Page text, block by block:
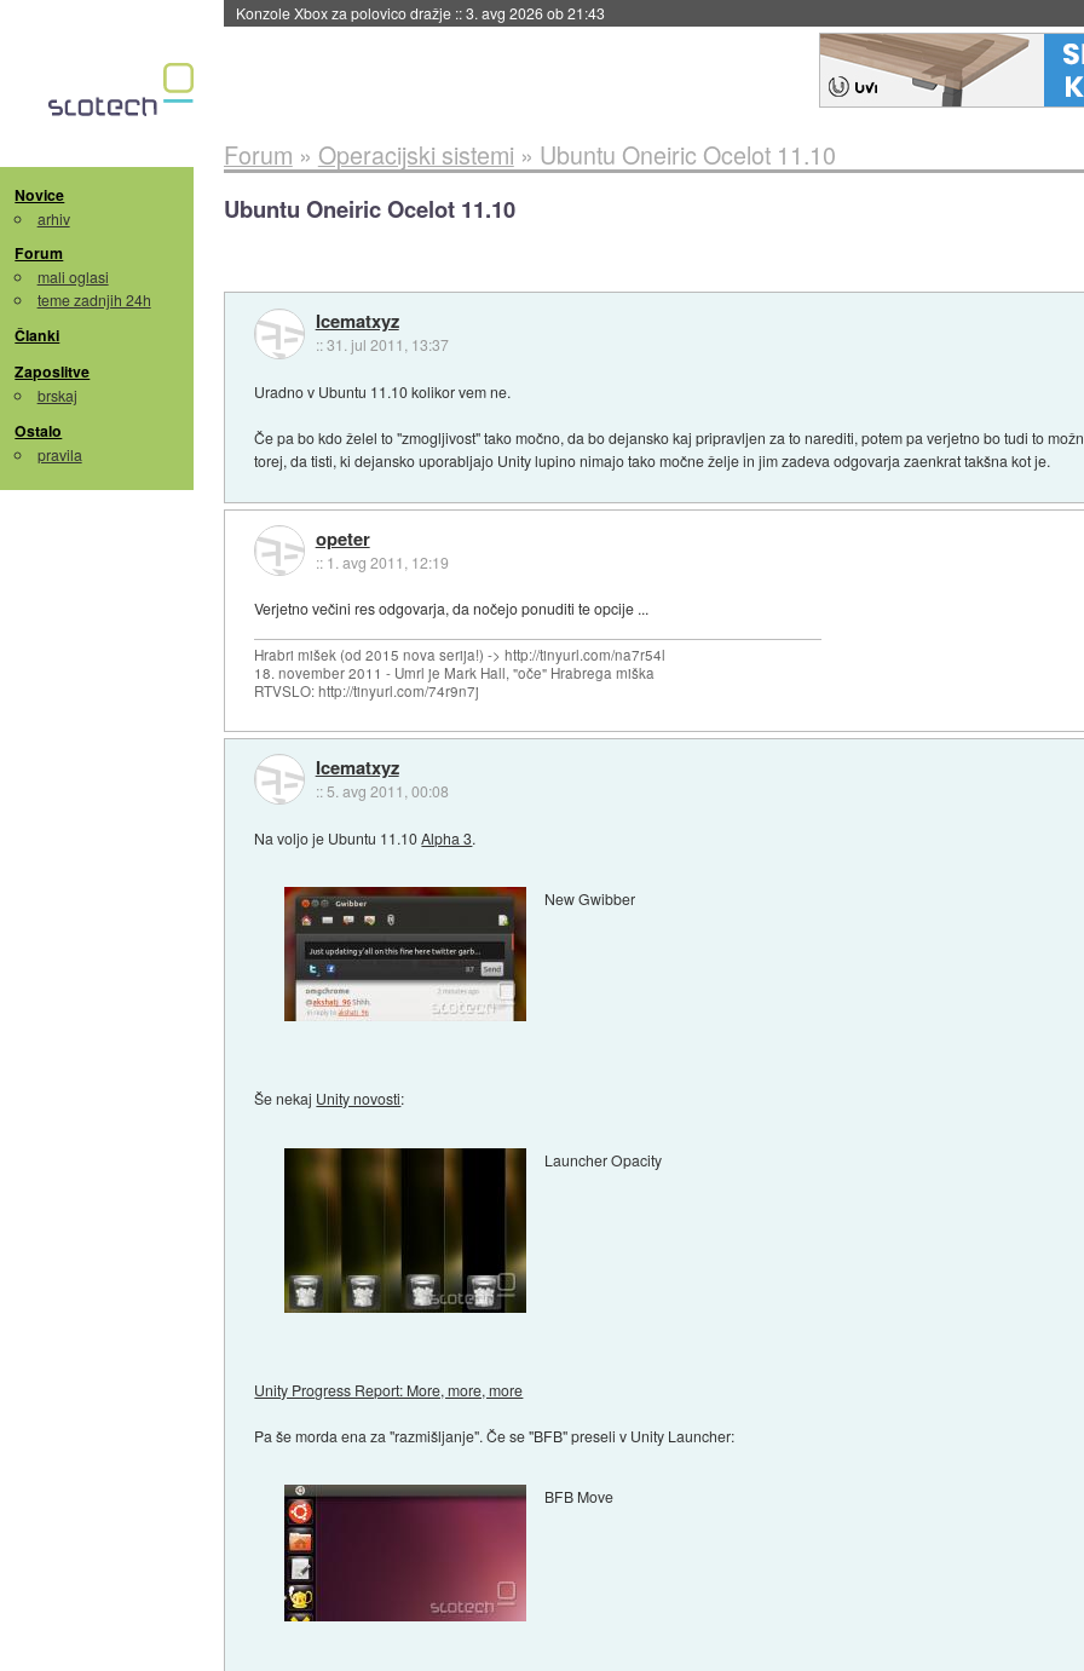
Konzole Xbox za polovico dražje ::3. avg 2026 ob 21:43
Novice
arhiv
Forum
mali oglasi
teme zadnjih 24h
Članki
Zaposlitve
brskaj
Ostalo
pravila
Forum » Operacijski sistemi » Ubuntu Oneiric Ocelot 11.10
Ubuntu Oneiric Ocelot 11.10
Icematxyz
::31. jul 2011, 13:37
Uradno v Ubuntu 11.10 kolikor vem ne.
Če pa bo kdo želel to "zmogljivost" tako močno, da bo dejansko kaj pripravljen za to narediti, potem pa verjetno bo tudi to
torej, da tisti, ki dejansko uporabljajo Unity lupino nimajo tako močne želje in jim zadeva odgovarja zaenkrat takšna kot je.
opeter
:: 1. avg 2011, 12:19
Verjetno večini res odgovarja, da nočejo ponuditi te opcije ...
Hrabri mišek (od 2015 nova serija!) -> http://tinyurl.com/na7r54l
18. november 2011 - Umrl je Mark Hall, "oče" Hrabrega miška
RTVSLO: http://tinyurl.com/74r9n7j
Icematxyz
:: 5. avg 2011, 00:08
Na voljo je Ubuntu 11.10Alpha 3.
New Gwibber
Še nekaj Unity novosti:
Launcher Opacity
Unity Progress Report: More, more, more
Pa še morda ena za "razmišljanje". Če se "BFB" preseli v Unity Launcher:
BFB Move